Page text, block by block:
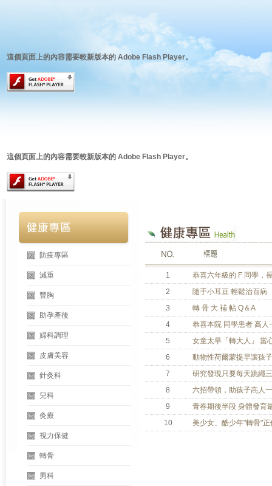
這個頁面上的內容需要較新版本的 Adobe Flash Player。
這個頁面上的內容需要較新版本的 Adobe Flash Player。
防疫專區
減重
豐胸
助孕產後
婦科調理
皮膚美容
針灸科
兒科
灸療
視力保健
轉骨
男科
1
恭喜六年級的 F 同學，
2
隨手小耳豆 輕鬆治百病
3
轉 骨 大 補 帖 Q＆A
4
恭喜本院 同學患者 高人
5
女童太早「轉大人」 當
6
動物性荷爾蒙提早讓孩
7
研究發現只要每天跳繩
8
六招帶領，助孩子高人
9
青春期後半段 身體發育
10
美少女、酷少年"轉骨"正